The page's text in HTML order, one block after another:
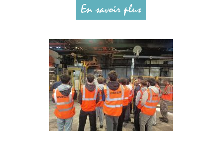
En savoir plus